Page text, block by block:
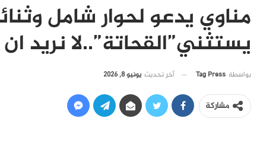
مناوي يدعو لحوار شامل
يستثني”القحاتة”..لا نريد
بواسطة Tag Press آخر تحديث يونيو 8, 2026
مشاركة